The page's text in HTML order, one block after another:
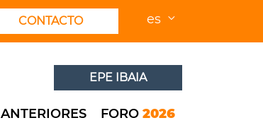
CONTACTO es
EPE IBAIA
FORO 2026